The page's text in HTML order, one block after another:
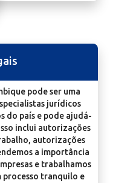
pode ser uma
jurídicos
do país e pode ajudá-
inclui autorizações
autorizações
a importância
e trabalhamos
tranquilo e